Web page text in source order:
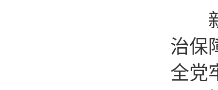
新
治保
全党